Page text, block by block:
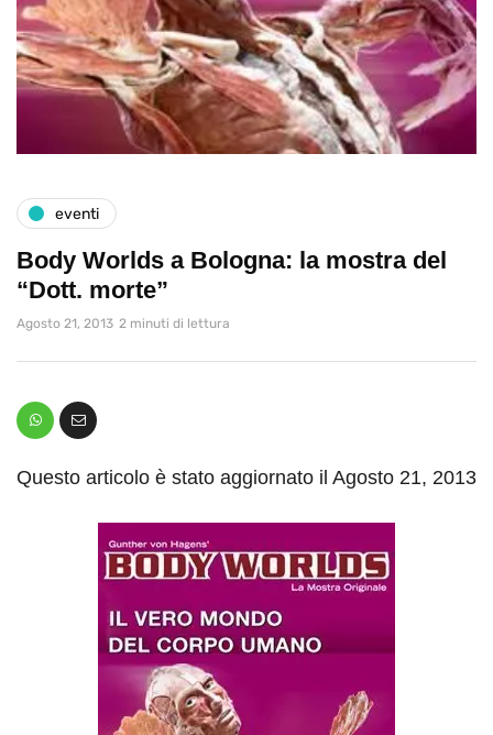
eventi
Body Worlds a Bologna: la mostra del
“Dott. morte”
Agosto 21, 2013 2 minuti di lettura
Questo articolo è stato aggiornato il Agosto 21, 2013